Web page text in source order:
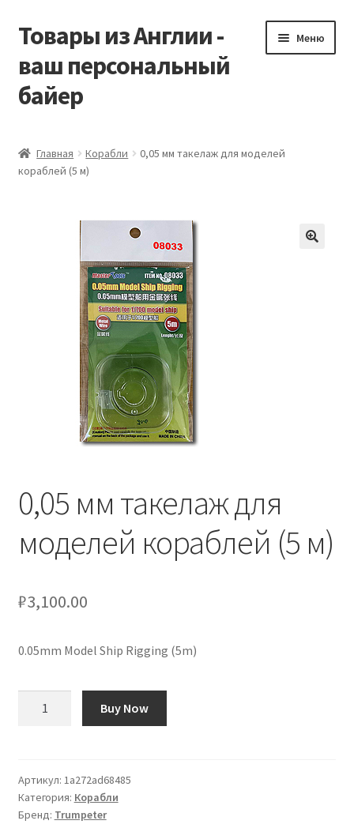
Перейти
навигации
Перейти
содержимому
Товары из Англии -
ваш персональный
байер
Меню
Виды доставки
Мой аккаунт
Оформление заказа
Скидки
Главная Корабли
0,05 мм такелаж для моделей
кораблей (5 м)
0,05 мм такелаж для
моделей кораблей (5 м)
₽3,100.00
0.05mm Model Ship Rigging (5m)
такелаж
для
моделей
Buy Now
Артикул: 1a272ad68485
Категория: Корабли
Бренд: Trumpeter